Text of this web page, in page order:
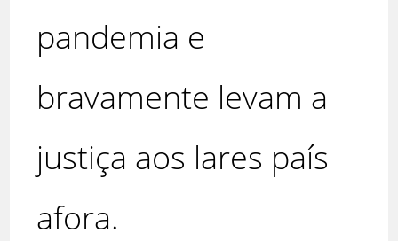
pandemia e
bravamente levam a
justiça aos lares país
afora.